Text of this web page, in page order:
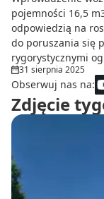
pojemności 16,5
odpowiedzią na
do poruszania się
rygorystycznymi
31 sierpnia 2025
Obserwuj nas na:
Zdjęcie